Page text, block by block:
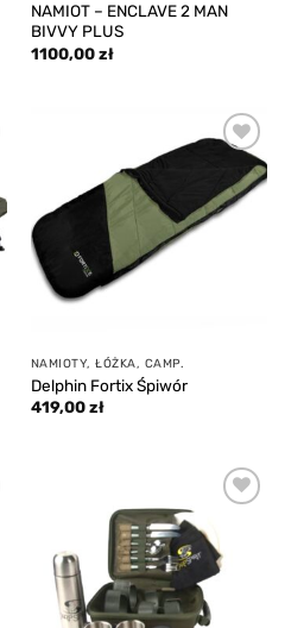
NAMIOT – ENCLAVE 2 MAN
BIVVY PLUS
1100,00zł
Add to
wishlist
NAMIOTY, ŁÓŻKA, CAMP.
Delphin Fortix Śpiwór
419,00zł
wishlist